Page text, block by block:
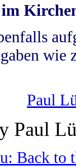
wie
Paul
Paul
Back to